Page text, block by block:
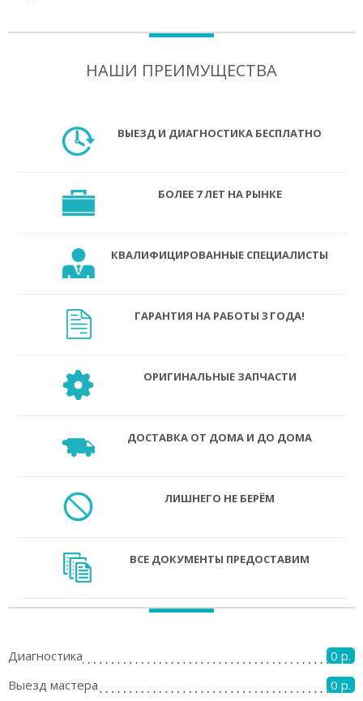
НАШИ ПРЕИМУЩЕСТВА
ВЫЕЗД И ДИАГНОСТИКА БЕСПЛАТНО
БОЛЕЕ 7 ЛЕТ НА РЫНКЕ
КВАЛИФИЦИРОВАННЫЕ СПЕЦИАЛИСТЫ
ГАРАНТИЯ НА РАБОТЫ 3 ГОДА!
ОРИГИНАЛЬНЫЕ ЗАПЧАСТИ
ДОСТАВКА ОТ ДОМА И ДО ДОМА
ЛИШНЕГО НЕ БЕРЁМ
ВСЕ ДОКУМЕНТЫ ПРЕДОСТАВИМ
Диагностика
0 р.
Выезд мастера
0 р.